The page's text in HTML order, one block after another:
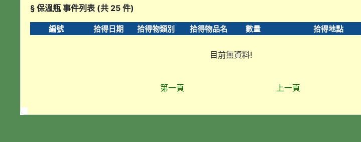
§ 保溫瓶 事件列表 (共 25 件)
編號 拾得日期 拾得物類別 拾得物品名 數量 拾得地點
目前無資料!
第一頁 上一頁